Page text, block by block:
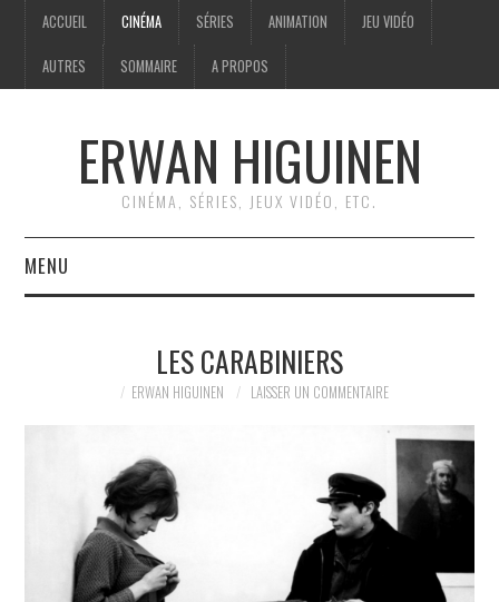
ACCUEIL CINÉMA SÉRIES ANIMATION JEU VIDÉO
AUTRES SOMMAIRE A PROPOS
ERWAN HIGUINEN
CINÉMA, SÉRIES, JEUX VIDÉO, ETC.
MENU
ANIMATION
JEU VIDÉO
LES CARABINIERS
ERWAN HIGUINEN LAISSER UN COMMENTAIRE